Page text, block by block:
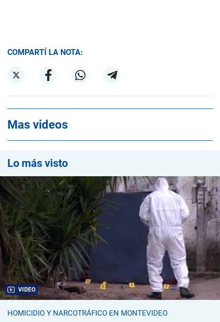
COMPARTÍ LA NOTA:
Mas videos
Lo más visto
VIDEO
HOMICIDIO Y NARCOTRÁFICO EN MONTEVIDEO